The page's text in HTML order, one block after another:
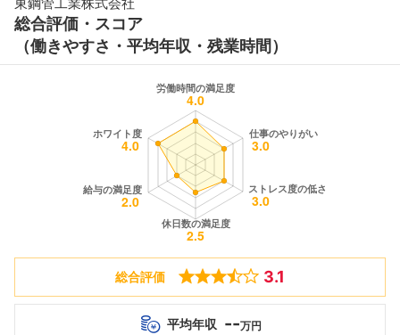
総合評価・スコア
（働きやすさ・平均年収・残業時間）
総合評価 3.1
平均年収 --万円